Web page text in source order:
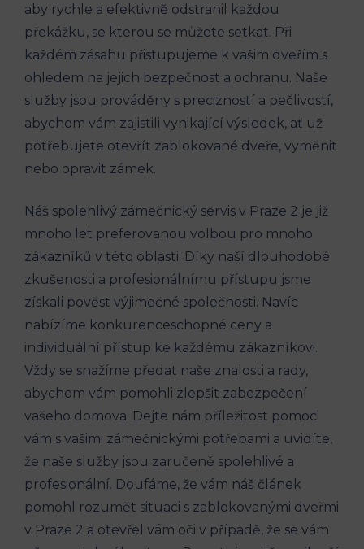
aby rychle a efektivně odstranil každou
překážku, se kterou se můžete setkat. Při
každém zásahu přistupujeme k vašim dveřím s
ohledem na jejich bezpečnost a ochranu. Naše
služby jsou prováděny s precizností a pečlivostí,
abychom vám zajistili vynikající výsledek, ať už
potřebujete otevřít zablokované dveře, vyměnit
nebo opravit zámek.
Náš spolehlivý zámečnický servis v Praze 2 je již
mnoho let preferovanou volbou pro mnoho
zákazníků v této oblasti. Díky naší dlouhodobé
zkušenosti a profesionálnímu přístupu jsme
získali pověst výjimečné společnosti. Navíc
nabízíme konkurenceschopné ceny a
individuální přístup ke každému zákazníkovi.
Vždy se snažíme předat naše znalosti a rady,
abychom vám pomohli zlepšit zabezpečení
vašeho domova. Dejte nám příležitost pomoci
vám s vašimi zámečnickými potřebami a uvidíte,
že naše služby jsou zaručeně spolehlivé a
profesionální. Doufáme, že vám náš článek
pomohl rozumět situaci s zablokovanými dveřmi
v Praze 2 a otevřel vám oči v případě, že se vám